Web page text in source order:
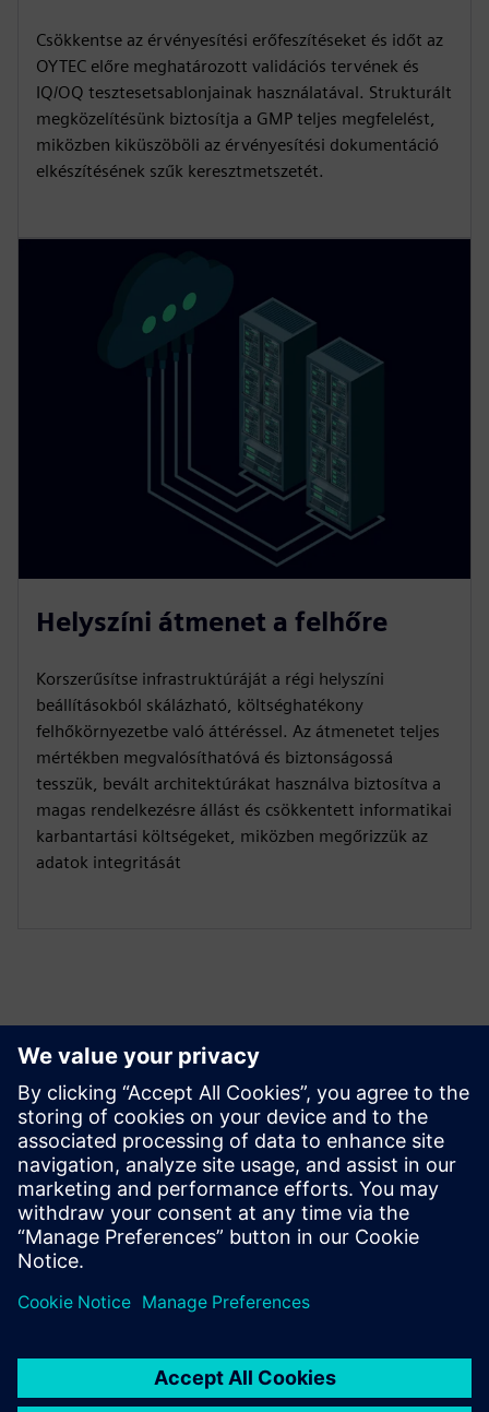
Csökkentse az érvényesítési erőfeszítéseket és időt az
OYTEC előre meghatározott validációs tervének és
IQ/OQ tesztesetsablonjainak használatával. Strukturált
megközelítésünk biztosítja a GMP teljes megfelelést,
miközben kiküszöböli az érvényesítési dokumentáció
elkészítésének szűk keresztmetszetét.
Helyszíni átmenet a felhőre
Korszerűsítse infrastruktúráját a régi helyszíni
beállításokból skálázható, költséghatékony
felhőkörnyezetbe való áttéréssel. Az átmenetet teljes
mértékben megvalósíthatóvá és biztonságossá
tesszük, bevált architektúrákat használva biztosítva a
magas rendelkezésre állást és csökkentett informatikai
karbantartási költségeket, miközben megőrizzük az
adatok integritását
Erőforrások és kapcsolódó
termékek megismerése
További információk és források
OYTEC | Kezdőlap